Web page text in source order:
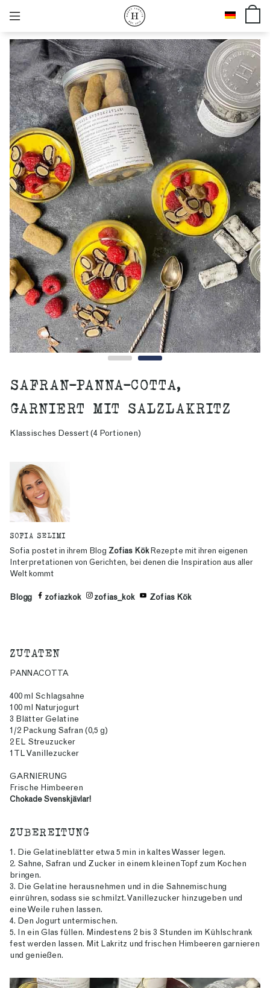
SAFRAN-PANNA-COTTA,
GARNIERT MIT SALZLAKRITZ
Klassisches Dessert (4 Portionen)
SOFIA SELIMI
Sofia postet in ihrem Blog Zofias Kök Rezepte mit ihren eigenen
Interpretationen von Gerichten, bei denen die Inspiration aus aller
Welt kommt
Blogg zofiazkok zofias_kok Zofias Kök
ZUTATEN
PANNACOTTA
400 ml Schlagsahne
100 ml Naturjogurt
3 Blätter Gelatine
1/2 Packung Safran (0,5 g)
2 EL Streuzucker
1 TL Vanillezucker
GARNIERUNG
Frische Himbeeren
Chokade Svenskjävlar!
ZUBEREITUNG
1. Die Gelatineblätter etwa 5 min in kaltes Wasser legen.
2. Sahne, Safran und Zucker in einem kleinen Topf zum Kochen
bringen.
3. Die Gelatine herausnehmen und in die Sahnemischung
einrühren, sodass sie schmilzt. Vanillezucker hinzugeben und
eine Weile ruhen lassen.
4. Den Jogurt untermischen.
5. In ein Glas füllen. Mindestens 2 bis 3 Stunden im Kühlschrank
fest werden lassen. Mit Lakritz und frischen Himbeeren garnieren
und genießen.